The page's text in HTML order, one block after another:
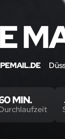
MIN.